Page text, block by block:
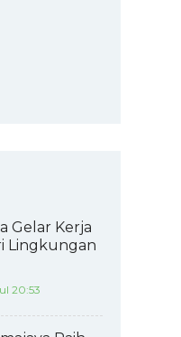
Gelar Kerja
Lingkungan
20:53